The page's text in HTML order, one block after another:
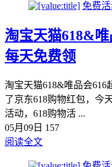
免费
淘宝天猫618&唯
每天免费领
淘宝天猫618&唯品会
了京东618购物红包，今
活动，618购物活 ...
05月09日 157
阅读全文